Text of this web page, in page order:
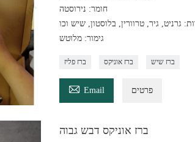
חומר: נירוסטה
גימור: מלוטש
ברז פליז ברז אוניקס ברז שיש
 Email פרטים
ברז אוניקס דבש גבוה